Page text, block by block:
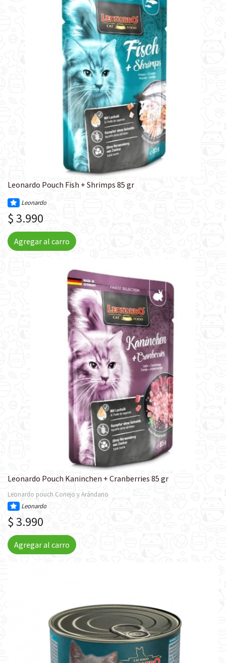
Leonardo Pouch Fish + Shrimps 85 gr
Leonardo
$ 3.990
Agregar al carro
Leonardo Pouch Kaninchen + Cranberries 85 gr
Leonardo pouch Conejo y Arándano
Leonardo
$ 3.990
Agregar al carro